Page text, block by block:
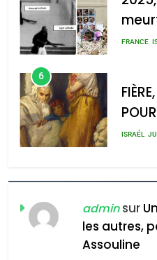
FRANCE
6
MA
ISRAÉL
CE
JUDAISME
adminsur
les autres,
Assouline